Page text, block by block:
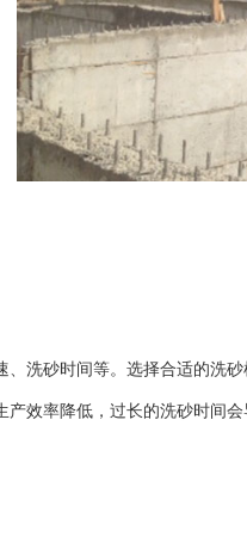
、洗砂时间等。选择合适的洗
效率降低，过长的洗砂时间